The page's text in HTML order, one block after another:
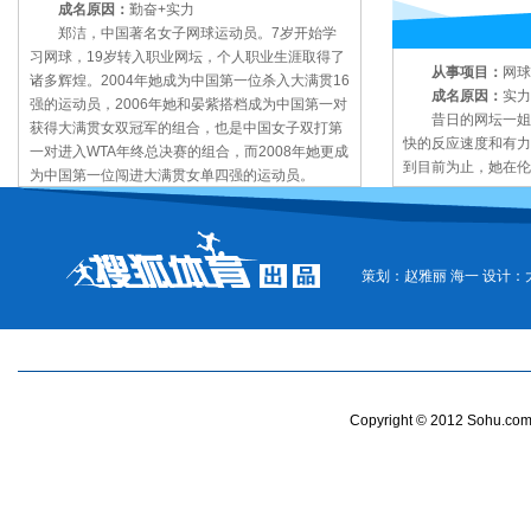
成名原因： 勤奋+实力
郑洁，中国著名女子网球运动员。7岁开始学
习网球，19岁转入职业网坛，个人职业生涯取得了
诸多辉煌。2004年她成为中国第一位杀入大满贯16
强的运动员，2006年她和晏紫搭档成为中国第一对
获得大满贯女双冠军的组合，也是中国女子双打第
一对进入WTA年终总决赛的组合，而2008年她更成
为中国第一位闯进大满贯女单四强的运动员。
从事项目： 网球
成名原因： 实
昔日的网坛一姐
快的反应速度和有
到目前为止，她在
策划：赵雅丽 海一 设计：
Copyright © 2012